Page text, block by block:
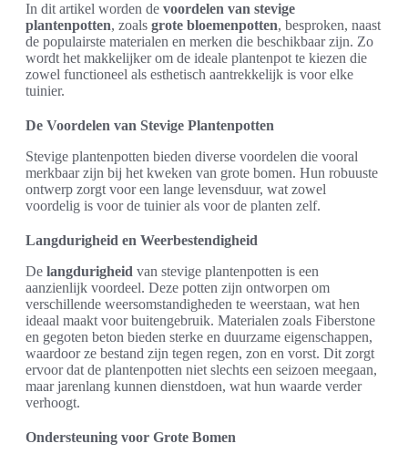
In dit artikel worden de voordelen van stevige
plantenpotten, zoals grote bloemenpotten, besproken, naast
de populairste materialen en merken die beschikbaar zijn. Zo
wordt het makkelijker om de ideale plantenpot te kiezen die
zowel functioneel als esthetisch aantrekkelijk is voor elke
tuinier.
De Voordelen van Stevige Plantenpotten
Stevige plantenpotten bieden diverse voordelen die vooral
merkbaar zijn bij het kweken van grote bomen. Hun robuuste
ontwerp zorgt voor een lange levensduur, wat zowel
voordelig is voor de tuinier als voor de planten zelf.
Langdurigheid en Weerbestendigheid
De langdurigheid van stevige plantenpotten is een
aanzienlijk voordeel. Deze potten zijn ontworpen om
verschillende weersomstandigheden te weerstaan, wat hen
ideaal maakt voor buitengebruik. Materialen zoals Fiberstone
en gegoten beton bieden sterke en duurzame eigenschappen,
waardoor ze bestand zijn tegen regen, zon en vorst. Dit zorgt
ervoor dat de plantenpotten niet slechts een seizoen meegaan,
maar jarenlang kunnen dienstdoen, wat hun waarde verder
verhoogt.
Ondersteuning voor Grote Bomen